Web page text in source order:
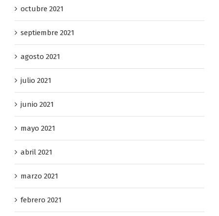
octubre 2021
septiembre 2021
agosto 2021
julio 2021
junio 2021
mayo 2021
abril 2021
marzo 2021
febrero 2021